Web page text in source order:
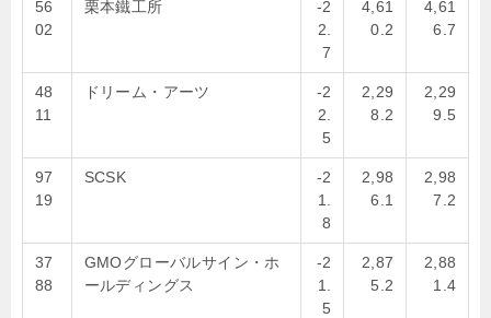
56
02
栗本鐵工所
-2
2.
7
4,61
0.2
4,61
6.7
48
11
ドリーム・アーツ
-2
2.
5
2,29
8.2
2,29
9.5
97
19
SCSK
-2
1.
8
2,98
6.1
2,98
7.2
37
88
GMOグローバルサイン・ホ
ールディングス
-2
1.
5
2,87
5.2
2,88
1.4